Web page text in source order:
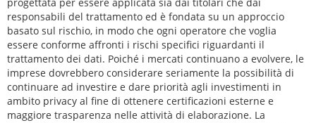
responsabili del trattamento ed è fondata su un approccio
basato sul rischio, in modo che ogni operatore che voglia
essere conforme affronti i rischi specifici riguardanti il
trattamento dei dati. Poiché i mercati continuano a evolvere, le
imprese dovrebbero considerare seriamente la possibilità di
continuare ad investire e dare priorità agli investimenti in
ambito privacy al fine di ottenere certificazioni esterne e
maggiore trasparenza nelle attività di elaborazione. La